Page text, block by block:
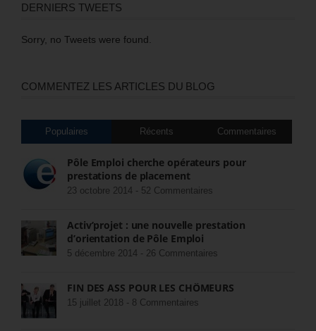
DERNIERS TWEETS
Sorry, no Tweets were found.
COMMENTEZ LES ARTICLES DU BLOG
Populaires Récents Commentaires
Pôle Emploi cherche opérateurs pour
prestations de placement
23 octobre 2014 - 52 Commentaires
Activ’projet : une nouvelle prestation
d’orientation de Pôle Emploi
5 décembre 2014 - 26 Commentaires
FIN DES ASS POUR LES CHÔMEURS
15 juillet 2018 - 8 Commentaires